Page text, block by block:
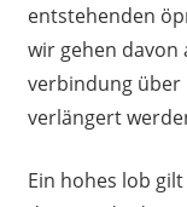
entstehenden
wir gehen davon
verbindung
verlängert
Ein hohes lob